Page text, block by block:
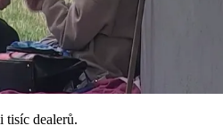
tisíc dealerů.